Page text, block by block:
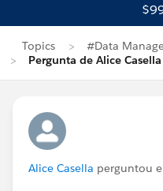
Topics
#Data
Pergunta de Alice Casella
Alice Casella perguntou